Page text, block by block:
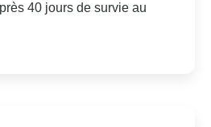
40 jours de survie au